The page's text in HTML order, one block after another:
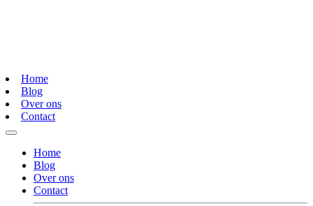
Home
Blog
Over ons
Contact
Home
Blog
Over ons
Contact